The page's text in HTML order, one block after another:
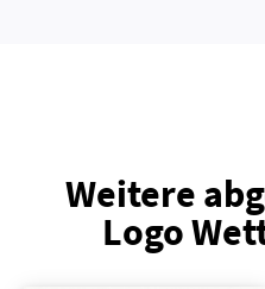
Weitere
Logo